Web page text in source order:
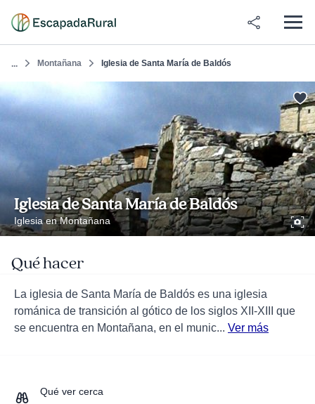
... Montañana Iglesia de Santa María de Baldós
Iglesia de Santa María de Baldós
Iglesia en Montañana
Qué hacer
La iglesia de Santa María de Baldós es una iglesia
románica de transición al gótico de los siglos XII-XIII que
se encuentra en Montañana, en el munic... Ver más
Qué ver cerca